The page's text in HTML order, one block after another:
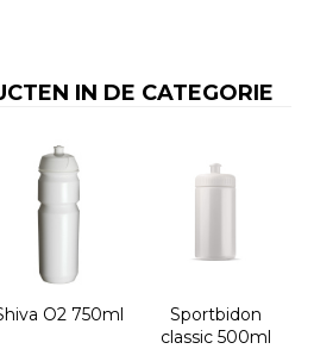
IN DE CATEGORIE
O2 750ml
Sportbidon
classic 500ml